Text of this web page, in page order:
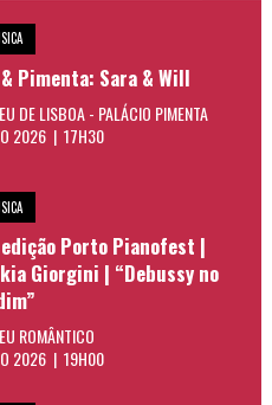
Pimenta: Sara & Will
DE LISBOA - PALÁCIO PIMENTA
2026 | 17H30
edição Porto Pianofest |
Giorgini | “Debussy no
ROMÂNTICO
2026 | 19H00